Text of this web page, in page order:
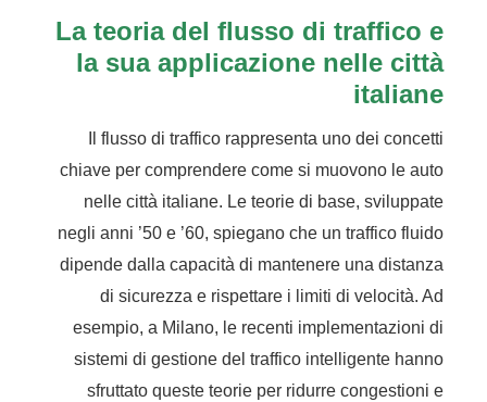
La teoria del flusso di traffico e
la sua applicazione nelle città
italiane
Il flusso di traffico rappresenta uno dei concetti
chiave per comprendere come si muovono le auto
nelle città italiane. Le teorie di base, sviluppate
negli anni ’50 e ’60, spiegano che un traffico fluido
dipende dalla capacità di mantenere una distanza
di sicurezza e rispettare i limiti di velocità. Ad
esempio, a Milano, le recenti implementazioni di
sistemi di gestione del traffico intelligente hanno
sfruttato queste teorie per ridurre congestioni e